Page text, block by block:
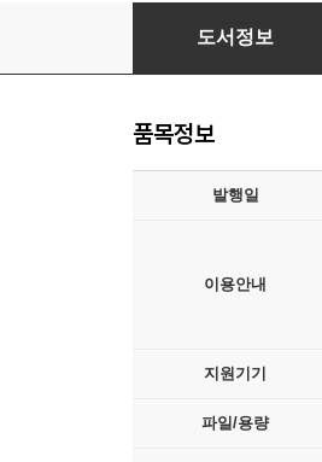
마녀의 영화 레시피
도서정보
품목정보
발행일
이용안내
지원기기
파일/용량